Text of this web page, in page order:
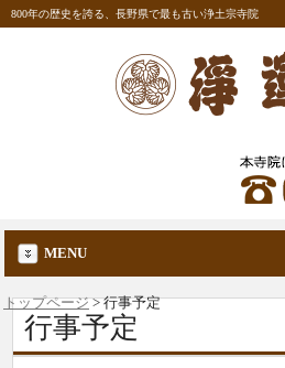
800年の歴史を誇る、長野県で最も古い浄土宗寺院
MENU
トップページ>行事予定
行事予定